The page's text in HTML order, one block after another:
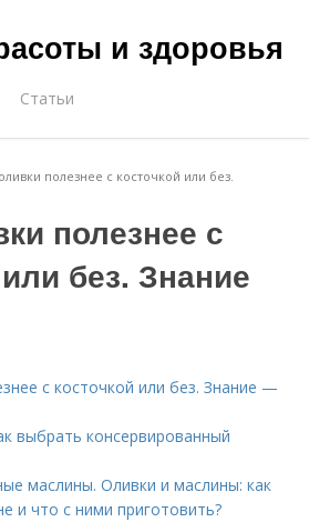
и здоровья
Статьи
полезнее с косточкой или без.
полезнее с
без. Знание
с косточкой или без. Знание —
выбрать консервированный
маслины. Оливки и маслины: как
и что с ними приготовить?